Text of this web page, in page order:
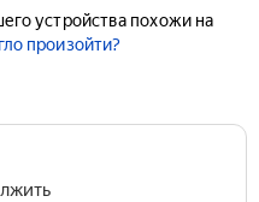
устройства похожи на
произойти?